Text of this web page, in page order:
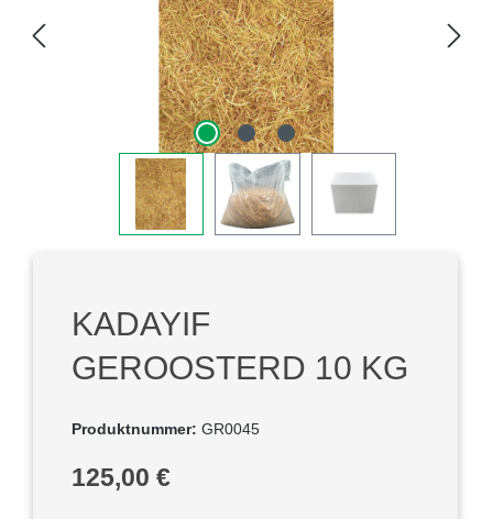
KADAYIF
GEROOSTERD 10 KG
Produktnummer: GR0045
Regulärer Preis:
125,00 €